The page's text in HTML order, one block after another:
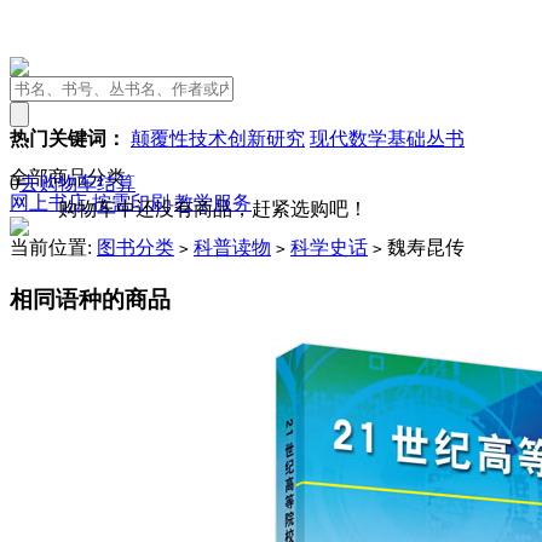
热门关键词： 颠覆性技术创新研究 现代数学基础丛书
0去购物车结算
购物车中还没有商品，赶紧选购吧！
全部商品分类
网上书店按需印刷 教学服务
当前位置: 图书分类 > 科普读物 > 科学史话 > 魏寿昆传
相同语种的商品